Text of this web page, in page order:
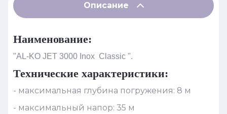
Описание
Наименование:
"AL-KO JET 3000 Inox Classic ".
Технические характеристики:
- максимальная глубина погружения: 8 м
- максимальный напор: 35 м